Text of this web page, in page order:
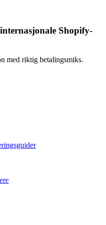
Shopify-
med riktig betalingsmiks.